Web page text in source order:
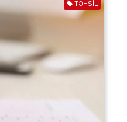
TƏHSIL